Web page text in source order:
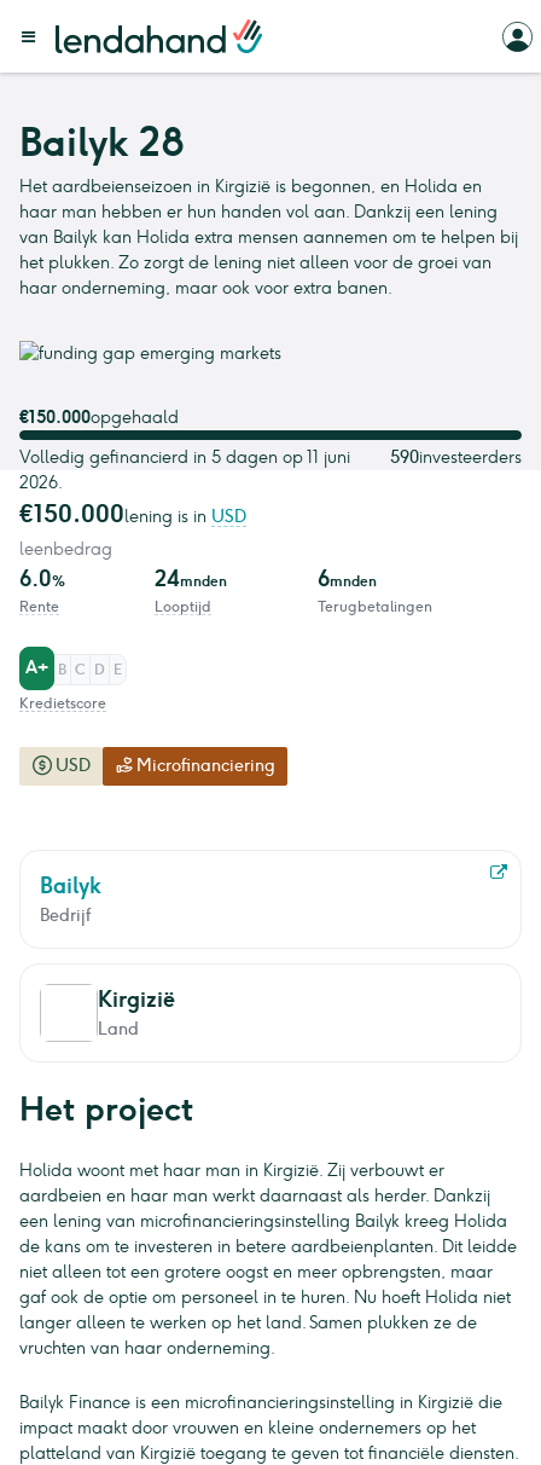
Bailyk 28
Het aardbeienseizoen in Kirgizië is begonnen, en Holida en
haar man hebben er hun handen vol aan. Dankzij een lening
van Bailyk kan Holida extra mensen aannemen om te helpen bij
het plukken. Zo zorgt de lening niet alleen voor de groei van
haar onderneming, maar ook voor extra banen.
Bailyk
Bedrijf
Kirgizië
Land
Het project
Holida woont met haar man in Kirgizië. Zij verbouwt er
aardbeien en haar man werkt daarnaast als herder. Dankzij
een lening van microfinancieringsinstelling Bailyk kreeg Holida
de kans om te investeren in betere aardbeienplanten. Dit leidde
niet alleen tot een grotere oogst en meer opbrengsten, maar
gaf ook de optie om personeel in te huren. Nu hoeft Holida niet
langer alleen te werken op het land. Samen plukken ze de
vruchten van haar onderneming.
Bailyk Finance is een microfinancieringsinstelling in Kirgizië die
impact maakt door vrouwen en kleine ondernemers op het
platteland van Kirgizië toegang te geven tot financiële diensten.
€150.000opgehaald
Volledig gefinancierd in 5 dagen op 11 juni
2026.
590investeerders
€150.000lening is in USD
leenbedrag
6.0%
Rente
24mnden
Looptijd
6mnden
Terugbetalingen
A+ B C D
E
Kredietscore
USD Microfinanciering